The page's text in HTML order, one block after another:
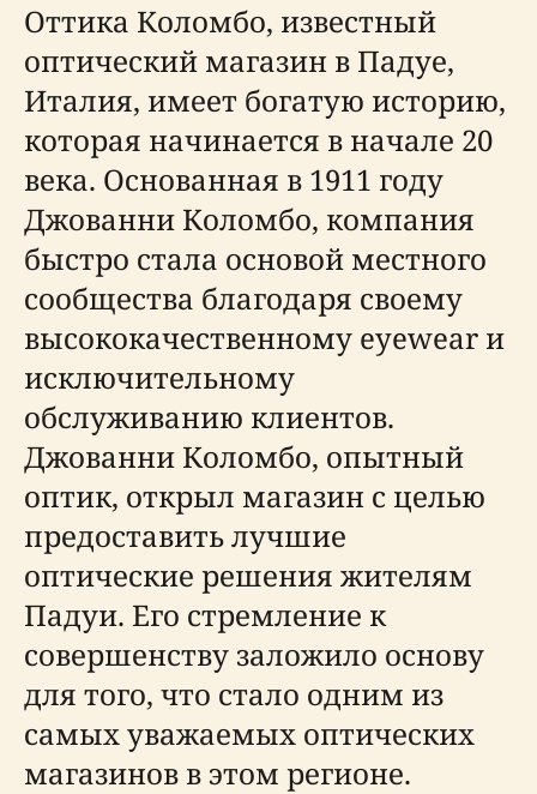
Оттика Коломбо, известный
оптический магазин в Падуе,
Италия, имеет богатую историю,
которая начинается в начале 20
века. Основанная в 1911 году
Джованни Коломбо, компания
быстро стала основой местного
сообщества благодаря своему
высококачественному eyewear и
исключительному
обслуживанию клиентов.
Джованни Коломбо, опытный
оптик, открыл магазин с целью
предоставить лучшие
оптические решения жителям
Падуи. Его стремление к
совершенству заложило основу
для того, что стало одним из
самых уважаемых оптических
магазинов в этом регионе.